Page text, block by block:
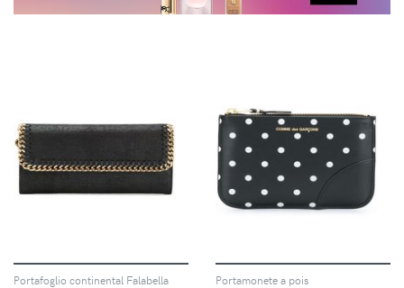
Portafoglio continental Falabella Portamonete a pois